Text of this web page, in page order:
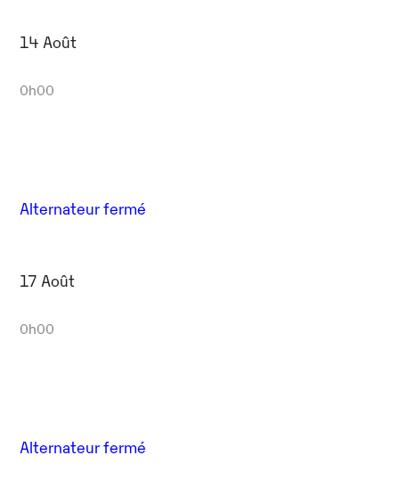
14 Août
0h00
Alternateur fermé
17 Août
0h00
Alternateur fermé